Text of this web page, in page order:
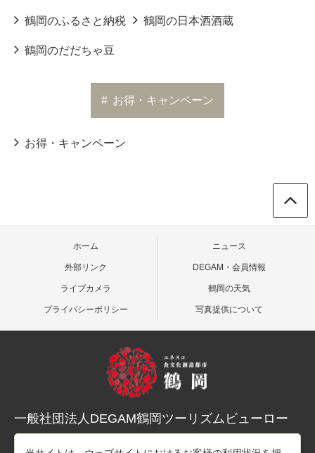
鶴岡のふるさと納税 鶴岡の日本酒酒蔵
鶴岡のだだちゃ豆
# お得・キャンペーン
お得・キャンペーン
ホーム ニュース
外部リンク DEGAM・会員情報
ライブカメラ 鶴岡の天気
プライバシーポリシー 写真提供について
一般社団法人DEGAM鶴岡ツーリズムビューロー